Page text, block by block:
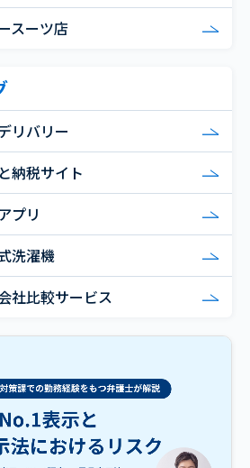
スーツ店
リバリー
納税サイト
プリ
洗濯機
社比較サービス